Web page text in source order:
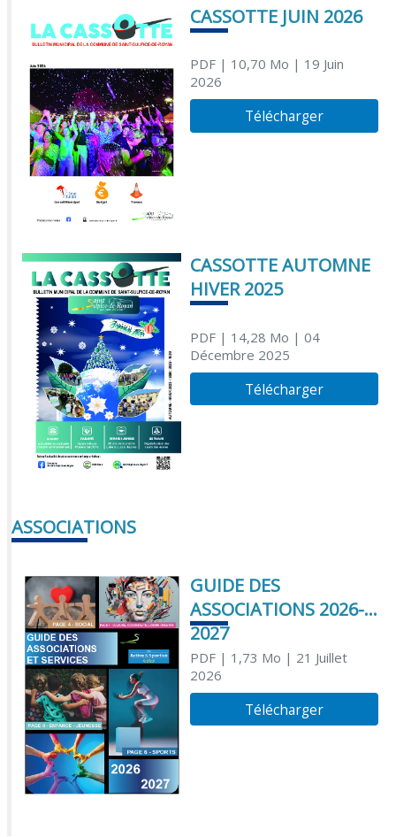
CASSOTTE JUIN 2026
PDF| 10,70 Mo | 19 Juin
2026
Télécharger
CASSOTTE AUTOMNE
HIVER 2025
PDF| 14,28 Mo | 04
Décembre 2025
Télécharger
ASSOCIATIONS
GUIDE DES
ASSOCIATIONS 2026-
2027
PDF| 1,73 Mo | 21 Juillet
2026
Télécharger